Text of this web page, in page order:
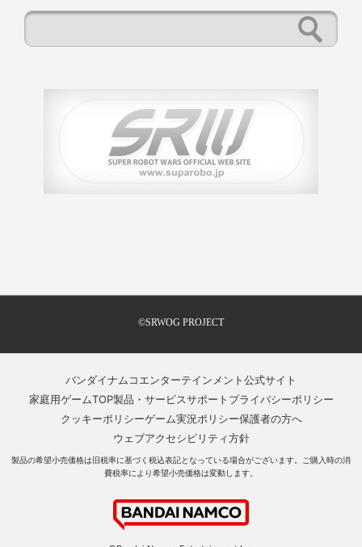
©SRWOG PROJECT
バンダイナムコエンターテインメント公式サイト
家庭用ゲームTOP製品・サービスサポート プライバシーポリシー
クッキーポリシーゲーム実況ポリシー保護者の方へ
ウェブアクセシビリティ方針
製品の希望小売価格は旧税率に基づく税込表記となっている場合がございます。ご購入時の消
費税率により希望小売価格は変動します。